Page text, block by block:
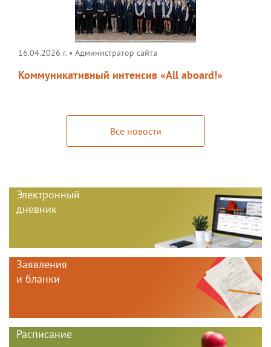
16.04.2026 г. • Администратор сайта
Коммуникативный интенсив «All aboard!»
Все новости
Электронный
дневник
Заявления
и бланки
Расписание